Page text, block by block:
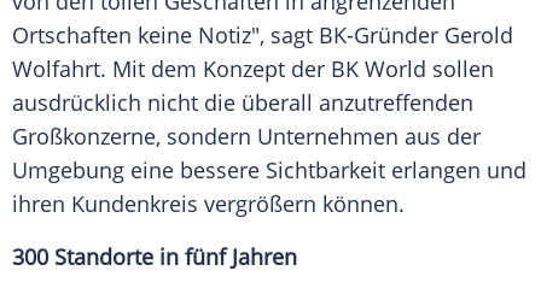
Ortschaften keine Notiz", sagt BK-Gründer Gerold
Wolfahrt. Mit dem Konzept der BK World sollen
ausdrücklich nicht die überall anzutreffenden
Großkonzerne, sondern Unternehmen aus der
Umgebung eine bessere Sichtbarkeit erlangen und
ihren Kundenkreis vergrößern können.
300 Standorte in fünf Jahren